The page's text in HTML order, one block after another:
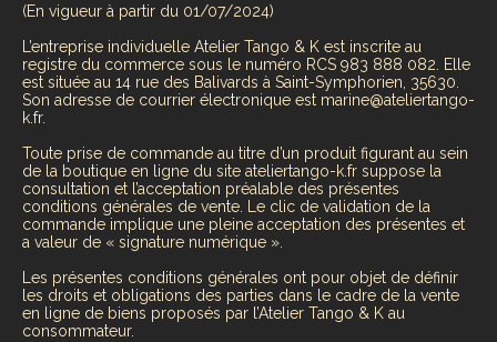
(En vigueur à partir du 01/07/2024)
L’entreprise individuelle Atelier Tango & K est inscrite au
registre du commerce sous le numéro RCS 983 888 082. Elle
est située au 14 rue des Balivards à Saint-Symphorien, 35630.
Son adresse de courrier électronique est marine@ateliertango-
k.fr.
Toute prise de commande au titre d’un produit figurant au sein
de la boutique en ligne du site ateliertango-k.fr suppose la
consultation et l’acceptation préalable des présentes
conditions générales de vente. Le clic de validation de la
commande implique une pleine acceptation des présentes et
a valeur de « signature numérique ».
Les présentes conditions générales ont pour objet de définir
les droits et obligations des parties dans le cadre de la vente
en ligne de biens proposés par l’Atelier Tango & K au
consommateur.